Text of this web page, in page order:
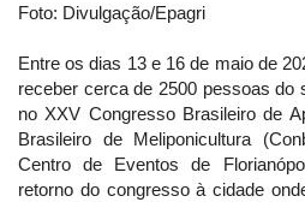
Foto: Divulgação/Epagri
Entre os dias 13 e 16 de maio de
receber cerca de 2500 pessoas do
no XXV Congresso Brasileiro de
Brasileiro de Meliponicultura
Centro de Eventos de
retorno do congresso à cidade